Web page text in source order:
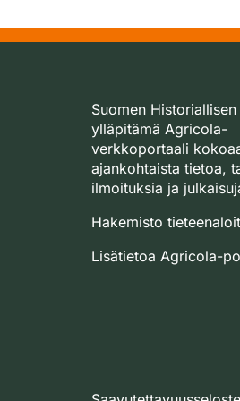
Suomen Historiallisen
ylläpitämä Agricola-
verkkoportaali
ajankohtaista tietoa,
ilmoituksia ja
Hakemisto
Lisätietoa Agricola-